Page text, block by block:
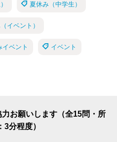
夏休み（中学生）
イベント）
ベント イベント
お願いします（全15問・所
3分程度）